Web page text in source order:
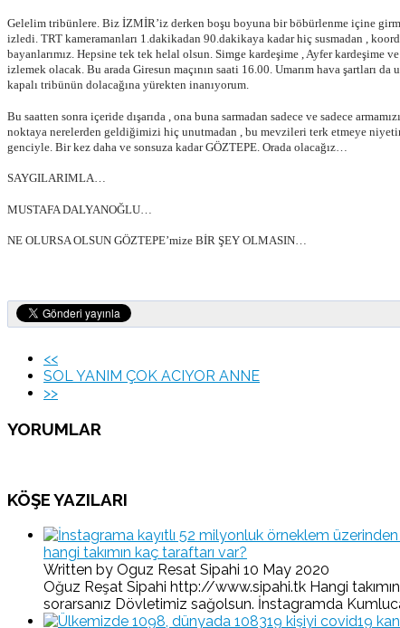
Gelelim tribünlere. Biz İZMİR’iz derken boşu boyuna bir böbürlenme içine
izledi. TRT kameramanları 1.dakikadan 90.dakikaya kadar hiç susmadan ,
bayanlarımız. Hepsine tek tek helal olsun. Simge kardeşime , Ayfer
izlemek olacak. Bu arada Giresun maçının saati 16.00. Umarım hava şartları
kapalı tribünün dolacağına yürekten inanıyorum.
Bu saatten sonra içeride dışarıda , ona buna sarmadan sadece ve sadece
noktaya nerelerden geldiğimizi hiç unutmadan , bu mevzileri terk etmeye
genciyle. Bir kez daha ve sonsuza kadar GÖZTEPE. Orada olacağız…
SAYGILARIMLA…
MUSTAFA DALYANOĞLU…
NE OLURSA OLSUN GÖZTEPE’mize BİR ŞEY OLMASIN…
<<
SOL YANIM ÇOK ACIYOR ANNE
>>
YORUMLAR
KÖŞE YAZILARI
hangi takımın kaç taraftarı var?
Written by Oguz Resat Sipahi 10 May 2020
Oğuz Reşat Sipahi http://www.sipahi.tk Hangi
sorarsanız Dövletimiz sağolsun. İnstagramda